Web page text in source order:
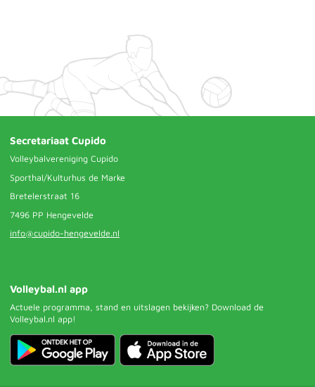
Secretariaat Cupido
Volleybalvereniging Cupido
Sporthal/Kulturhus de Marke
Bretelerstraat 16
7496 PP Hengevelde
info@cupido-hengevelde.nl
Volleybal.nl app
Actuele programma, stand en uitslagen bekijken? Download de
Volleybal.nl app!